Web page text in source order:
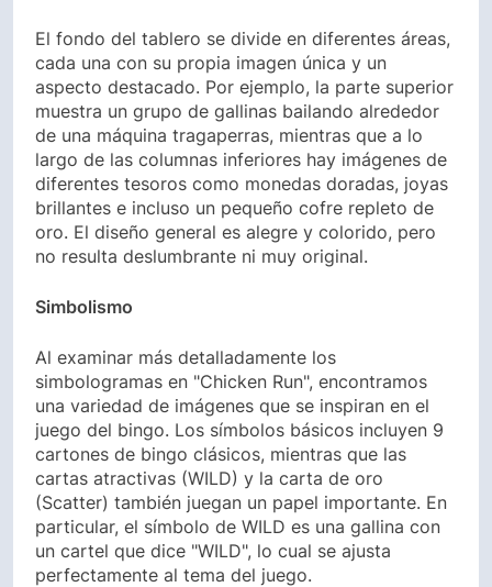
El fondo del tablero se divide en diferentes áreas,
cada una con su propia imagen única y un
aspecto destacado. Por ejemplo, la parte superior
muestra un grupo de gallinas bailando alrededor
de una máquina tragaperras, mientras que a lo
largo de las columnas inferiores hay imágenes de
diferentes tesoros como monedas doradas, joyas
brillantes e incluso un pequeño cofre repleto de
oro. El diseño general es alegre y colorido, pero
no resulta deslumbrante ni muy original.
Simbolismo
Al examinar más detalladamente los
simbologramas en "Chicken Run", encontramos
una variedad de imágenes que se inspiran en el
juego del bingo. Los símbolos básicos incluyen 9
cartones de bingo clásicos, mientras que las
cartas atractivas (WILD) y la carta de oro
(Scatter) también juegan un papel importante. En
particular, el símbolo de WILD es una gallina con
un cartel que dice "WILD", lo cual se ajusta
perfectamente al tema del juego.